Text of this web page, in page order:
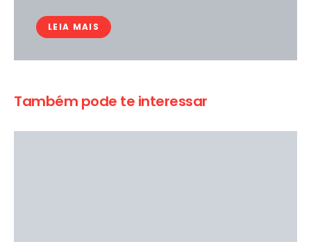
LEIA MAIS
Também pode te interessar